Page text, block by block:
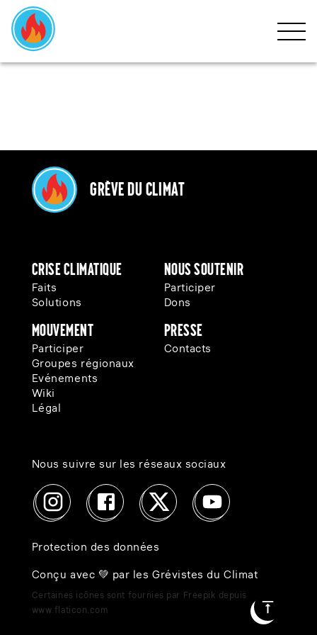
EVÉNEMENTS
DONS
Grève du Climat
Crise climatique
Faits
Solutions
Nous soutenir
Participer
Dons
Mouvement
Participer
Groupes régionaux
Evénements
Wiki
Légal
Presse
Contacts
Nous suivre sur les réseaux sociaux
Protection des données
Conçu avec 💚 par les Grévistes du Climat
Certaines icônes sont fournies par Freepik depuis
www.flaticon.com